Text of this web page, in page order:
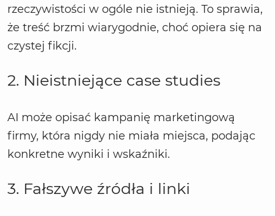
rzeczywistości w ogóle nie istnieją. To sprawia,
że treść brzmi wiarygodnie, choć opiera się na
czystej fikcji.
2. Nieistniejące case studies
AI może opisać kampanię marketingową
firmy, która nigdy nie miała miejsca, podając
konkretne wyniki i wskaźniki.
3. Fałszywe źródła i linki